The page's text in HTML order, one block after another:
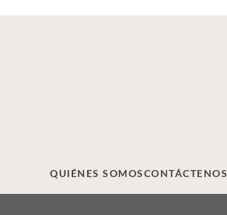
QUIÉNES SOMOSCONTÁCTENOS